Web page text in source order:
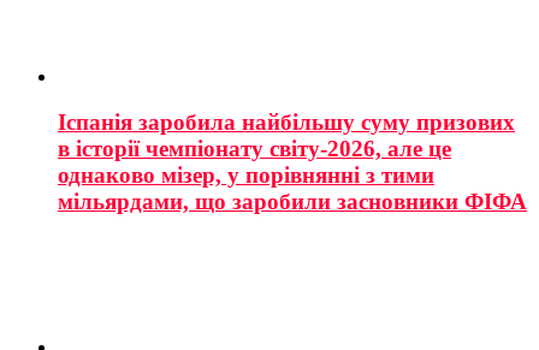
Іспанія заробила найбільшу суму призових
в історії чемпіонату світу-2026, але це
однаково мізер, у порівнянні з тими
мільярдами, що заробили засновники ФІФА